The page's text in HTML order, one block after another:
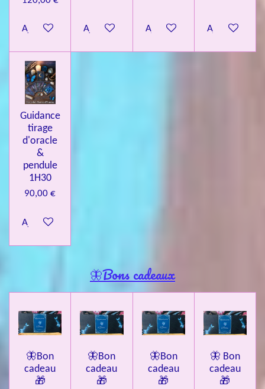
Ajouter au panierAjouter au panierAjouter au panierAjouter au
Guidance
tirage
d'oracle
&
pendule
1H30
90,00 €
Ajouter au panier
🦋Bons cadeaux
🦋Bon
cadeau
🎁
🦋Bon
cadeau
🎁
🦋Bon
cadeau
🎁
🦋 Bon
cadeau
🎁